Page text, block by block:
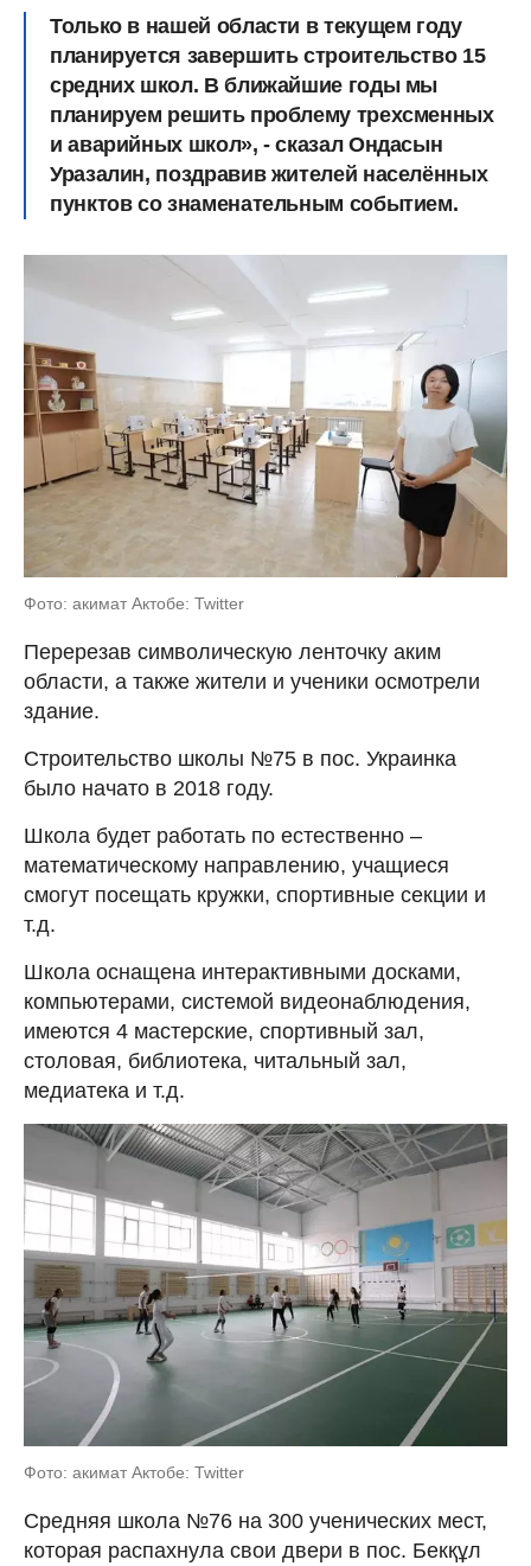
Только в нашей области в текущем году
планируется завершить строительство 15
средних школ. В ближайшие годы мы
планируем решить проблему трехсменных
и аварийных школ», - сказал Ондасын
Уразалин, поздравив жителей населённых
пунктов со знаменательным событием.
Фото: акимат Актобе: Twitter
Перерезав символическую ленточку аким
области, а также жители и ученики осмотрели
здание.
Строительство школы №75 в пос. Украинка
было начато в 2018 году.
Школа будет работать по естественно –
математическому направлению, учащиеся
смогут посещать кружки, спортивные секции и
т.д.
Школа оснащена интерактивными досками,
компьютерами, системой видеонаблюдения,
имеются 4 мастерские, спортивный зал,
столовая, библиотека, читальный зал,
медиатека и т.д.
Фото: акимат Актобе: Twitter
Средняя школа №76 на 300 ученических мест,
которая распахнула свои двери в пос. Бекқұл